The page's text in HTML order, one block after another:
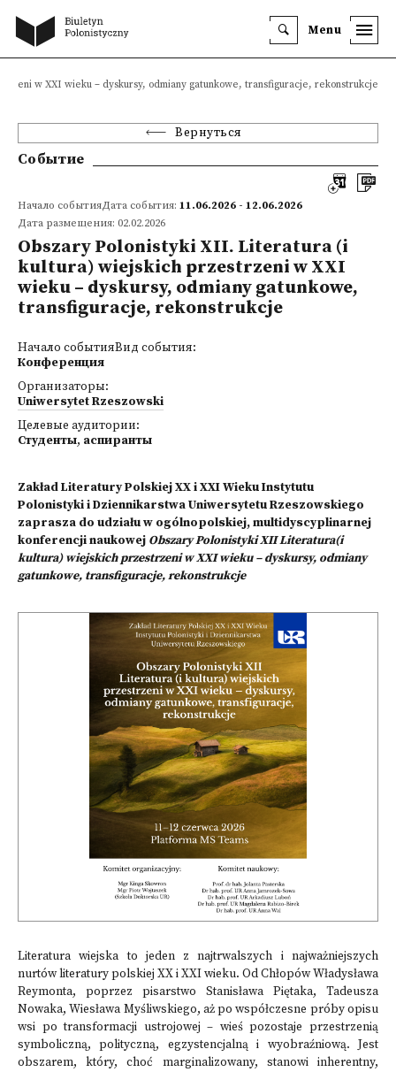
Menu
w XXI wieku – dyskursy, odmiany gatunkowe, transfiguracje, rekonstrukcje
Вернуться
Событие
Начало событияДата события: 11.06.2026 - 12.06.2026
Дата размещения: 02.02.2026
Obszary Polonistyki XII. Literatura (i
kultura) wiejskich przestrzeni w XXI
wieku – dyskursy, odmiany gatunkowe,
transfiguracje, rekonstrukcje
Начало событияВид события:
Конференция
Организаторы:
Uniwersytet Rzeszowski
Целевые аудитории:
Студенты, аспиранты
Zakład Literatury Polskiej XX i XXI Wieku Instytutu
Polonistyki i Dziennikarstwa Uniwersytetu Rzeszowskiego
zaprasza do udziału w ogólnopolskiej, multidyscyplinarnej
konferencji naukowej Obszary Polonistyki XII Literatura(i
kultura) wiejskich przestrzeni w XXI wieku – dyskursy, odmiany
gatunkowe, transfiguracje, rekonstrukcje
Literatura wiejska to jeden z najtrwalszych i najważniejszych
nurtów literatury polskiej XX i XXI wieku. Od Chłopów Władysława
Reymonta, poprzez pisarstwo Stanisława Piętaka, Tadeusza
Nowaka, Wiesława Myśliwskiego, aż po współczesne próby opisu
wsi po transformacji ustrojowej – wieś pozostaje przestrzenią
symboliczną, polityczną, egzystencjalną i wyobraźniową. Jest
obszarem, który, choć marginalizowany, stanowi inherentny,